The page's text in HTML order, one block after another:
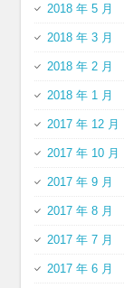
2018 年 5 月
2018 年 3 月
2018 年 2 月
2018 年 1 月
2017 年 12 月
2017 年 10 月
2017 年 9 月
2017 年 8 月
2017 年 7 月
2017 年 6 月